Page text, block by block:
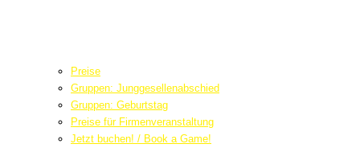
Preise
Gruppen: Junggesellenabschied
Gruppen: Geburtstag
Preise für Firmenveranstaltung
Jetzt buchen! / Book a Game!